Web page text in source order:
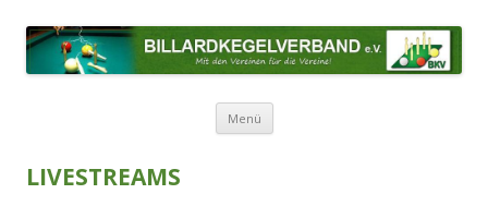
Menü Zum Inhalt springen
LIVESTREAMS